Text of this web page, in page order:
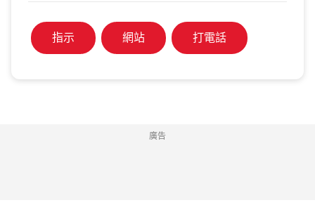
指示 網站 打電話
廣告